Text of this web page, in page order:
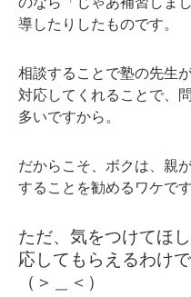
導したりしたものです。
相談することで塾の先生
対応してくれることで、
多いですから。
だからこそ、ボクは、親
することを勧めるワケです
ただ、気をつけてほ
応してもらえるわけ
（＞＿＜）